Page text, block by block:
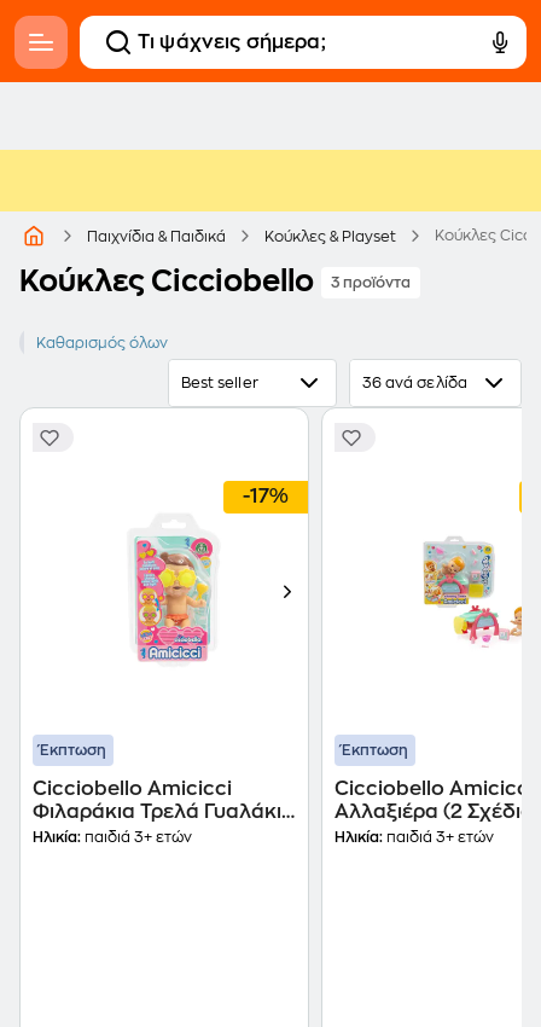
Παιχνίδια & Παιδικά Κούκλες & Playset Κούκλες
Κούκλες Cicciobello 3 προϊόντα
Cicciobello
Καθαρισμός όλων
Best seller 36 ανά σελίδα
-17%
Έκπτωση
Cicciobello Amicicci
Φιλαράκια Τρελά Γυαλάκια
2 Σχέδια - (CC040200A)
Ηλικία: παιδιά 3+ ετών
Έκπτωση
Cicciobello Amicicci
Αλλαξιέρα (2 Σχέδια)
Ηλικία: παιδιά 3+ ετών